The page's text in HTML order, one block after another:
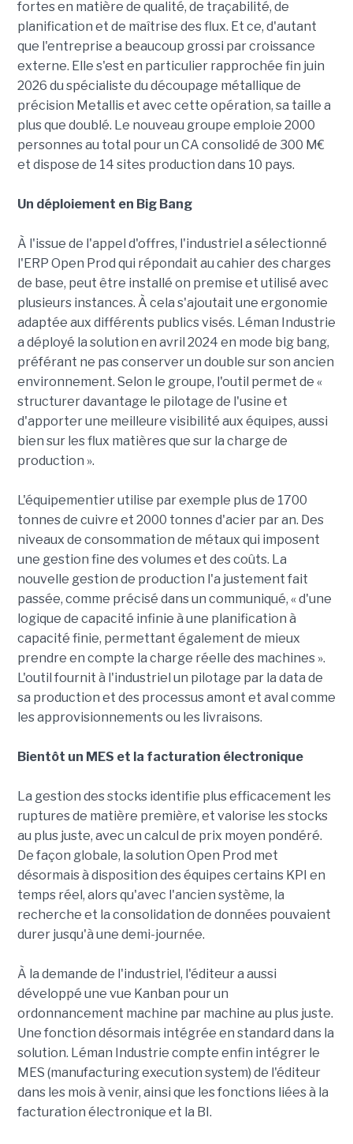
fortes en matière de qualité, de traçabilité, de
planification et de maîtrise des flux. Et ce, d'autant
que l'entreprise a beaucoup grossi par croissance
externe. Elle s'est en particulier rapprochée fin juin
2026 du spécialiste du découpage métallique de
précision Metallis et avec cette opération, sa taille a
plus que doublé. Le nouveau groupe emploie 2000
personnes au total pour un CA consolidé de 300 M€
et dispose de 14 sites production dans 10 pays.
Un déploiement en Big Bang
À l'issue de l'appel d'offres, l'industriel a sélectionné
l'ERP Open Prod qui répondait au cahier des charges
de base, peut être installé on premise et utilisé avec
plusieurs instances. À cela s'ajoutait une ergonomie
adaptée aux différents publics visés. Léman Industrie
a déployé la solution en avril 2024 en mode big bang,
préférant ne pas conserver un double sur son ancien
environnement. Selon le groupe, l'outil permet de «
structurer davantage le pilotage de l'usine et
d'apporter une meilleure visibilité aux équipes, aussi
bien sur les flux matières que sur la charge de
production ».
L'équipementier utilise par exemple plus de 1700
tonnes de cuivre et 2000 tonnes d'acier par an. Des
niveaux de consommation de métaux qui imposent
une gestion fine des volumes et des coûts. La
nouvelle gestion de production l'a justement fait
passée, comme précisé dans un communiqué, « d'une
logique de capacité infinie à une planification à
capacité finie, permettant également de mieux
prendre en compte la charge réelle des machines ».
L'outil fournit à l'industriel un pilotage par la data de
sa production et des processus amont et aval comme
les approvisionnements ou les livraisons.
Bientôt un MES et la facturation électronique
La gestion des stocks identifie plus efficacement les
ruptures de matière première, et valorise les stocks
au plus juste, avec un calcul de prix moyen pondéré.
De façon globale, la solution Open Prod met
désormais à disposition des équipes certains KPI en
temps réel, alors qu'avec l'ancien système, la
recherche et la consolidation de données pouvaient
durer jusqu'à une demi-journée.
À la demande de l'industriel, l'éditeur a aussi
développé une vue Kanban pour un
ordonnancement machine par machine au plus juste.
Une fonction désormais intégrée en standard dans la
solution. Léman Industrie compte enfin intégrer le
MES (manufacturing execution system) de l'éditeur
dans les mois à venir, ainsi que les fonctions liées à la
facturation électronique et la BI.